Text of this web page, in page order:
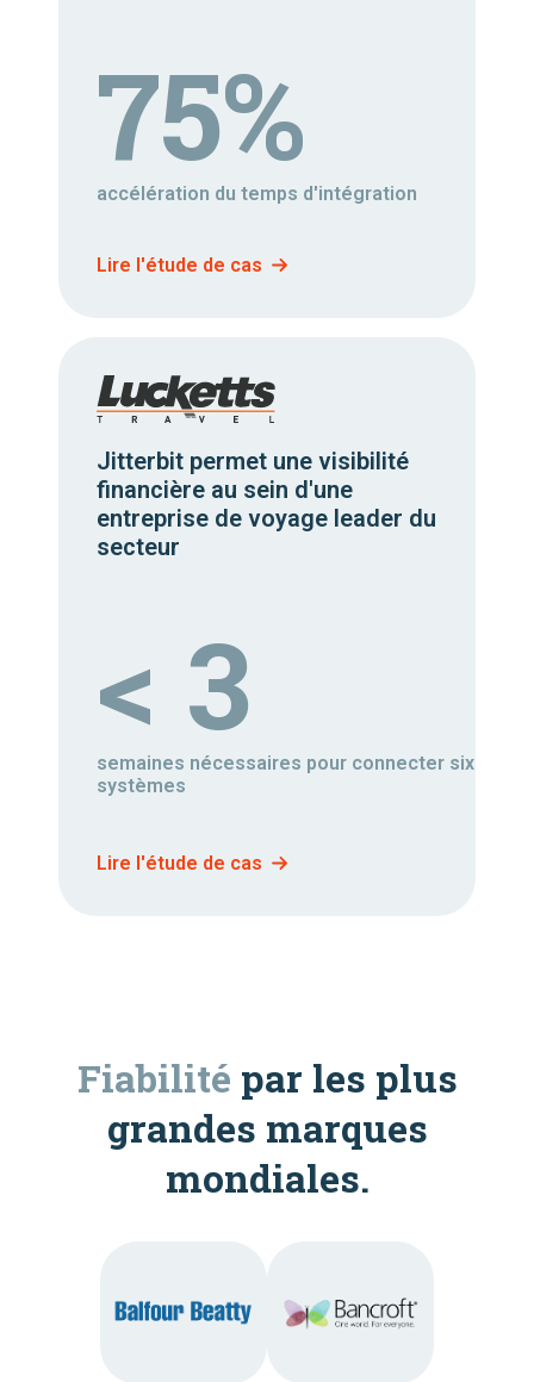
75%
accélération du temps d'intégration
Lire l'étude de cas
Jitterbit permet une visibilité
financière au sein d'une
entreprise de voyage leader du
secteur
< 3
semaines nécessaires pour connecter six
systèmes
Lire l'étude de cas
Fiabilité par les plus
grandes marques
mondiales.